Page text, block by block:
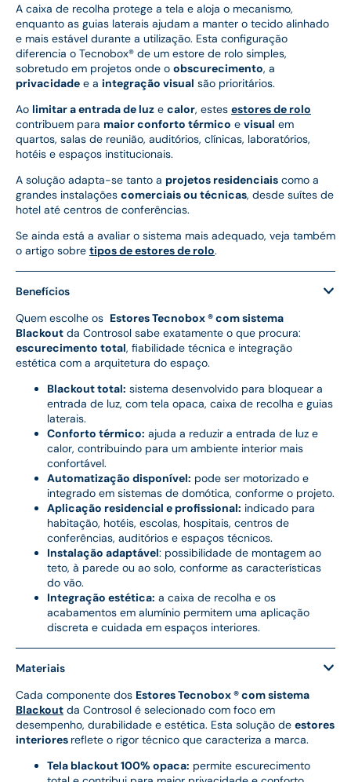
A caixa de recolha protege a tela e aloja o mecanismo,
enquanto as guias laterais ajudam a manter o tecido alinhado
e mais estável durante a utilização. Esta configuração
diferencia o Tecnobox® de um estore de rolo simples,
sobretudo em projetos onde o obscurecimento, a
privacidade e a integração visual são prioritários.
Ao limitar a entrada de luz e calor, estes estores de rolo
contribuem para maior conforto térmico e visual em
quartos, salas de reunião, auditórios, clínicas, laboratórios,
hotéis e espaços institucionais.
A solução adapta-se tanto a projetos residenciais como a
grandes instalações comerciais ou técnicas, desde suítes de
hotel até centros de conferências.
Se ainda está a avaliar o sistema mais adequado, veja também
o artigo sobre tipos de estores de rolo.
Benefícios
Quem escolhe os Estores Tecnobox ® com sistema
Blackout da Controsol sabe exatamente o que procura:
escurecimento total, fiabilidade técnica e integração
estética com a arquitetura do espaço.
Blackout total: sistema desenvolvido para bloquear a
entrada de luz, com tela opaca, caixa de recolha e guias
laterais.
Conforto térmico: ajuda a reduzir a entrada de luz e
calor, contribuindo para um ambiente interior mais
confortável.
Automatização disponível: pode ser motorizado e
integrado em sistemas de domótica, conforme o projeto.
Aplicação residencial e profissional: indicado para
habitação, hotéis, escolas, hospitais, centros de
conferências, auditórios e espaços técnicos.
Instalação adaptável: possibilidade de montagem ao
teto, à parede ou ao solo, conforme as características
do vão.
Integração estética: a caixa de recolha e os
acabamentos em alumínio permitem uma aplicação
discreta e cuidada em espaços interiores.
Materiais
Cada componente dos Estores Tecnobox ® com sistema
Blackout da Controsol é selecionado com foco em
desempenho, durabilidade e estética. Esta solução de estores
interiores reflete o rigor técnico que caracteriza a marca.
Tela blackout 100% opaca: permite escurecimento